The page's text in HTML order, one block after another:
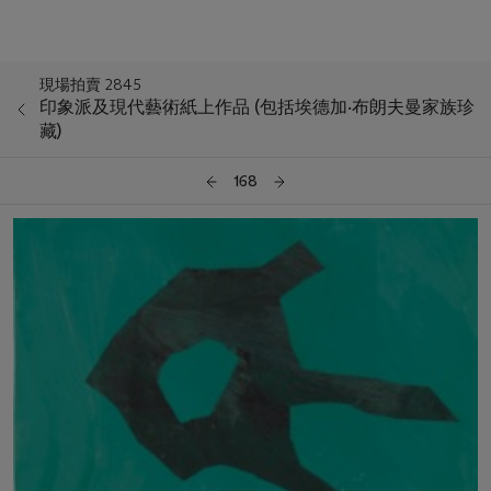
現場拍賣 2845
印象派及現代藝術紙上作品 (包括埃德加‧布朗夫曼家族珍
藏)
168